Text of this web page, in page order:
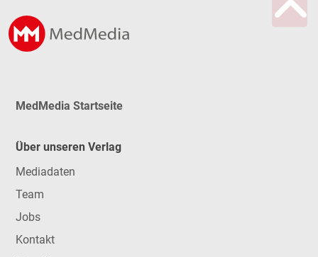
MedMedia Startseite
Über unseren Verlag
Mediadaten
Team
Jobs
Kontakt